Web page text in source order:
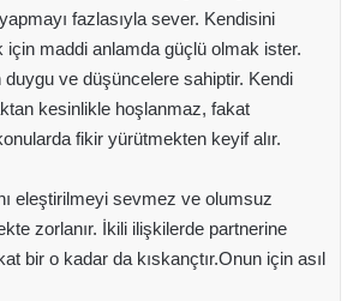
fazlasıyla sever. Kendisini
maddi anlamda güçlü olmak ister.
ve düşüncelere sahiptir. Kendi
kesinlikle hoşlanmaz, fakat
fikir yürütmekten keyif alır.
eleştirilmeyi sevmez ve olumsuz
zorlanır. İkili ilişkilerde partnerine
bir o kadar da kıskançtır.Onun için asıl